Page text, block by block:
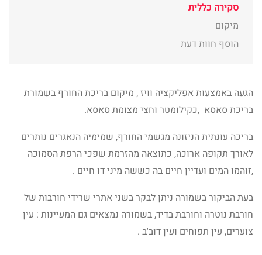
סקירה כללית
מיקום
הוסף חוות דעת
הגעה באמצעות אפליקציה וויז , מיקום בריכת החורף בשמורת
בריכת סאסא ,כקילומטר וחצי מצומת סאסא.
בריכה עונתית הניזונה מגשמי החורף, שמימיה הנאגרים נותרים
לאורך תקופה ארוכה, כתוצאה מהזרמת שפכי הרפת הסמוכה
,זוהמו המים ועדיין חיים בה כששה מיני דו חיים .
בעת הביקור בשמורה ניתן לבקר בשני אתרי שרידי חורבות של
חורבת נוטרה וחורבת בדיד, בשמורה נמצאים גם המעיינות : עין
צוערים, עין תפוחים ועין דוב'ב .